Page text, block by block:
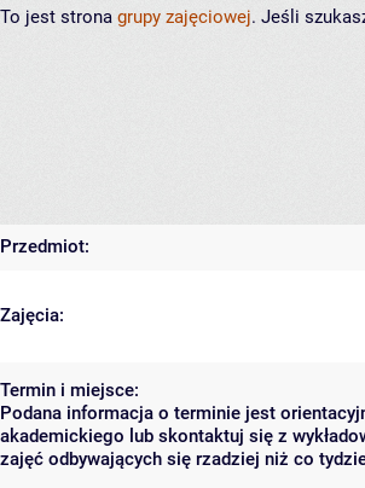
To jest strona grupy zajęciowej. Jeśli
Przedmiot:
Zajęcia:
Termin i miejsce:
Podana informacja o terminie jest
akademickiego lub skontaktuj się z
zajęć odbywających się rzadziej niż co